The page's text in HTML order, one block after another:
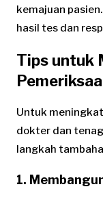
kemajuan
hasil tes dan
Tips untuk
Untuk
dokter dan
langkah
1.